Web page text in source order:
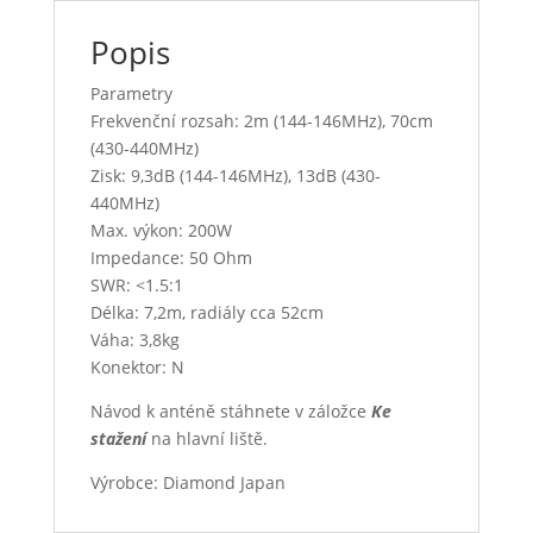
Popis
Parametry
Frekvenční rozsah: 2m (144-146MHz), 70cm
(430-440MHz)
Zisk: 9,3dB (144-146MHz), 13dB (430-
440MHz)
Max. výkon: 200W
Impedance: 50 Ohm
SWR: <1.5:1
Délka: 7,2m, radiály cca 52cm
Váha: 3,8kg
Konektor: N
Návod k anténě stáhnete v záložce Ke
staženína hlavní liště.
Výrobce: Diamond Japan